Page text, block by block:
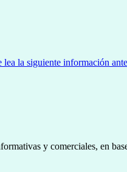
lea la siguiente información
y comerciales, en